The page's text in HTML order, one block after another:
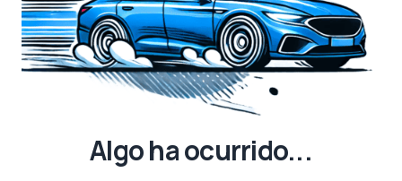
Algo ha ocurrido...